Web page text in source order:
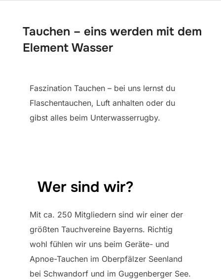
Tauchen – eins werden mit dem
Element Wasser
Faszination Tauchen – bei uns lernst du
Flaschentauchen, Luft anhalten oder du
gibst alles beim Unterwasserrugby.
Wer sind wir?
Mit ca. 250 Mitgliedern sind wir einer der
größten Tauchvereine Bayerns. Richtig
wohl fühlen wir uns beim Geräte- und
Apnoe-Tauchen im Oberpfälzer Seenland
bei Schwandorf und im Guggenberger See.